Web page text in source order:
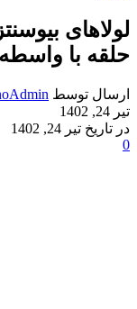
لولاهای
حلقه با
ارسال توسط
تیر 24, 1402
در تاریخ تیر 24, 1402
0